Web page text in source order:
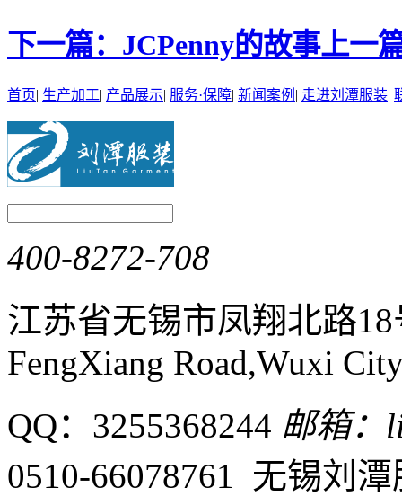
下一篇： JCPenny的故事上一
首页| 生产加工| 产品展示| 服务·保障| 新闻案例 | 走进刘潭服装|
400-8272-708
江苏省无锡市凤翔北路
FengXiang Road,Wuxi
QQ：3255368244 邮箱：
0510-66078761 无锡刘